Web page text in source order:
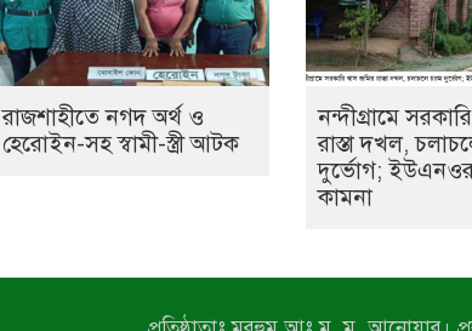
রাজশাহীতে নগদ অর্থ ও
হেরোইন-সহ স্বামী-স্ত্রী আটক
নন্দীগ্রামে
রাস্তা দখল,
দুর্ভোগ; ইউএনওর
কামনা